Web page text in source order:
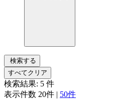
検索する
すべてクリア
検索結果: 5 件
表示件数 20件 | 50件